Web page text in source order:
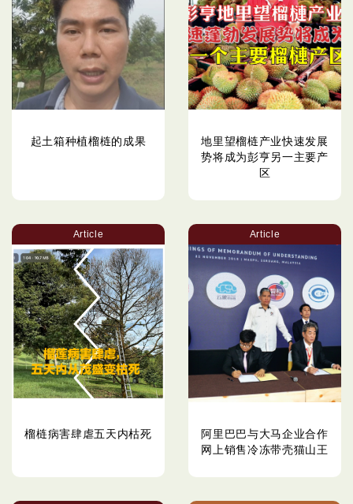
起土箱种植榴梿的成果
地里望榴梿产业快速发展
势将成为彭亨另一主要产
区
Article
榴梿病害肆虐五天内枯死
Article
阿里巴巴与大马企业合作
网上销售冷冻带壳猫山王